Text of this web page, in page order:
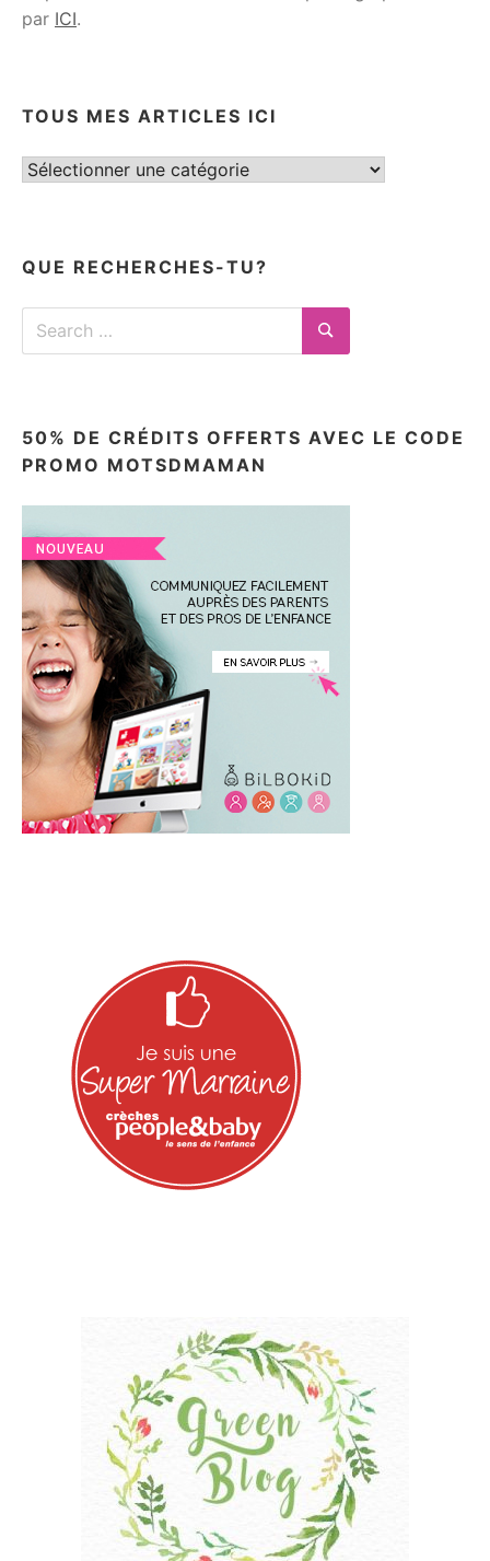
par ICI.
TOUS MES ARTICLES ICI
Tous
QUE RECHERCHES-TU?
Search
Search
50% DE CRÉDITS OFFERTS AVEC LE CODE
PROMO MOTSDMAMAN